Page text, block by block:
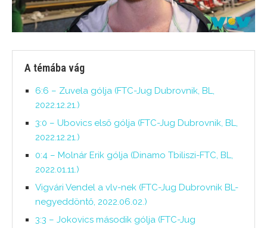
A témába vág
6:6 – Zuvela gólja (FTC-Jug Dubrovnik, BL,
2022.12.21.)
3:0 – Ubovics első gólja (FTC-Jug Dubrovnik, BL,
2022.12.21.)
0:4 – Molnár Erik gólja (Dinamo Tbiliszi-FTC, BL,
2022.01.11.)
Vigvári Vendel a vlv-nek (FTC-Jug Dubrovnik BL-
negyeddöntő, 2022.06.02.)
3:3 – Jokovics második gólja (FTC-Jug